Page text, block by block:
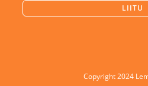
Copyright 2024